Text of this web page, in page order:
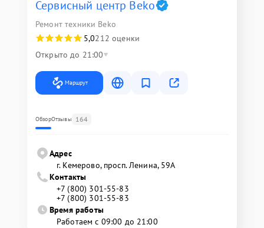
Сервисный центр Beko
Ремонт техники Beko
5,0212 оценки
Открыто до 21:00
Маршрут
ОбзорОтзывы 164
Адрес
г. Кемерово, просп. Ленина, 59А
Контакты
+7 (800) 301-55-83
+7 (800) 301-55-83
Время работы
Работаем с 09:00 до 21:00